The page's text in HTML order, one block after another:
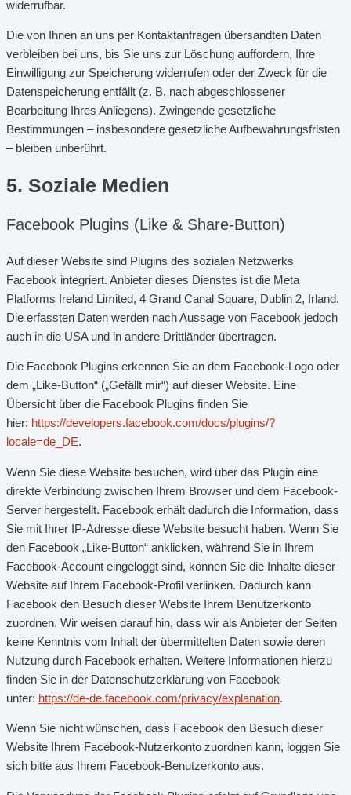
widerrufbar.
Die von Ihnen an uns per Kontaktanfragen übersandten Daten
verbleiben bei uns, bis Sie uns zur Löschung auffordern, Ihre
Einwilligung zur Speicherung widerrufen oder der Zweck für die
Datenspeicherung entfällt (z. B. nach abgeschlossener
Bearbeitung Ihres Anliegens). Zwingende gesetzliche
Bestimmungen – insbesondere gesetzliche Aufbewahrungsfristen
– bleiben unberührt.
5. Soziale Medien
Facebook Plugins (Like & Share-Button)
Auf dieser Website sind Plugins des sozialen Netzwerks
Facebook integriert. Anbieter dieses Dienstes ist die Meta
Platforms Ireland Limited, 4 Grand Canal Square, Dublin 2, Irland.
Die erfassten Daten werden nach Aussage von Facebook jedoch
auch in die USA und in andere Drittländer übertragen.
Die Facebook Plugins erkennen Sie an dem Facebook-Logo oder
dem „Like-Button“ („Gefällt mir“) auf dieser Website. Eine
Übersicht über die Facebook Plugins finden Sie
hier: https://developers.facebook.com/docs/plugins/?
locale=de_DE.
Wenn Sie diese Website besuchen, wird über das Plugin eine
direkte Verbindung zwischen Ihrem Browser und dem Facebook-
Server hergestellt. Facebook erhält dadurch die Information, dass
Sie mit Ihrer IP-Adresse diese Website besucht haben. Wenn Sie
den Facebook „Like-Button“ anklicken, während Sie in Ihrem
Facebook-Account eingeloggt sind, können Sie die Inhalte dieser
Website auf Ihrem Facebook-Profil verlinken. Dadurch kann
Facebook den Besuch dieser Website Ihrem Benutzerkonto
zuordnen. Wir weisen darauf hin, dass wir als Anbieter der Seiten
keine Kenntnis vom Inhalt der übermittelten Daten sowie deren
Nutzung durch Facebook erhalten. Weitere Informationen hierzu
finden Sie in der Datenschutzerklärung von Facebook
unter: https://de-de.facebook.com/privacy/explanation.
Wenn Sie nicht wünschen, dass Facebook den Besuch dieser
Website Ihrem Facebook-Nutzerkonto zuordnen kann, loggen Sie
sich bitte aus Ihrem Facebook-Benutzerkonto aus.